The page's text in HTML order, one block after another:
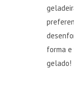
forma e
gelado!